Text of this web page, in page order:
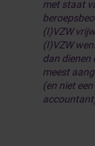
met staat
(I)VZW
(I)VZW
dan dienen
meest
(en niet